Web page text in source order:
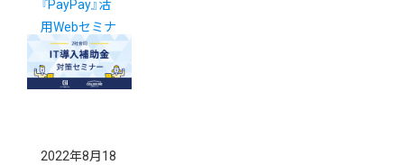
『PayPay』活
用Webセミナ
ー
2022年8月18